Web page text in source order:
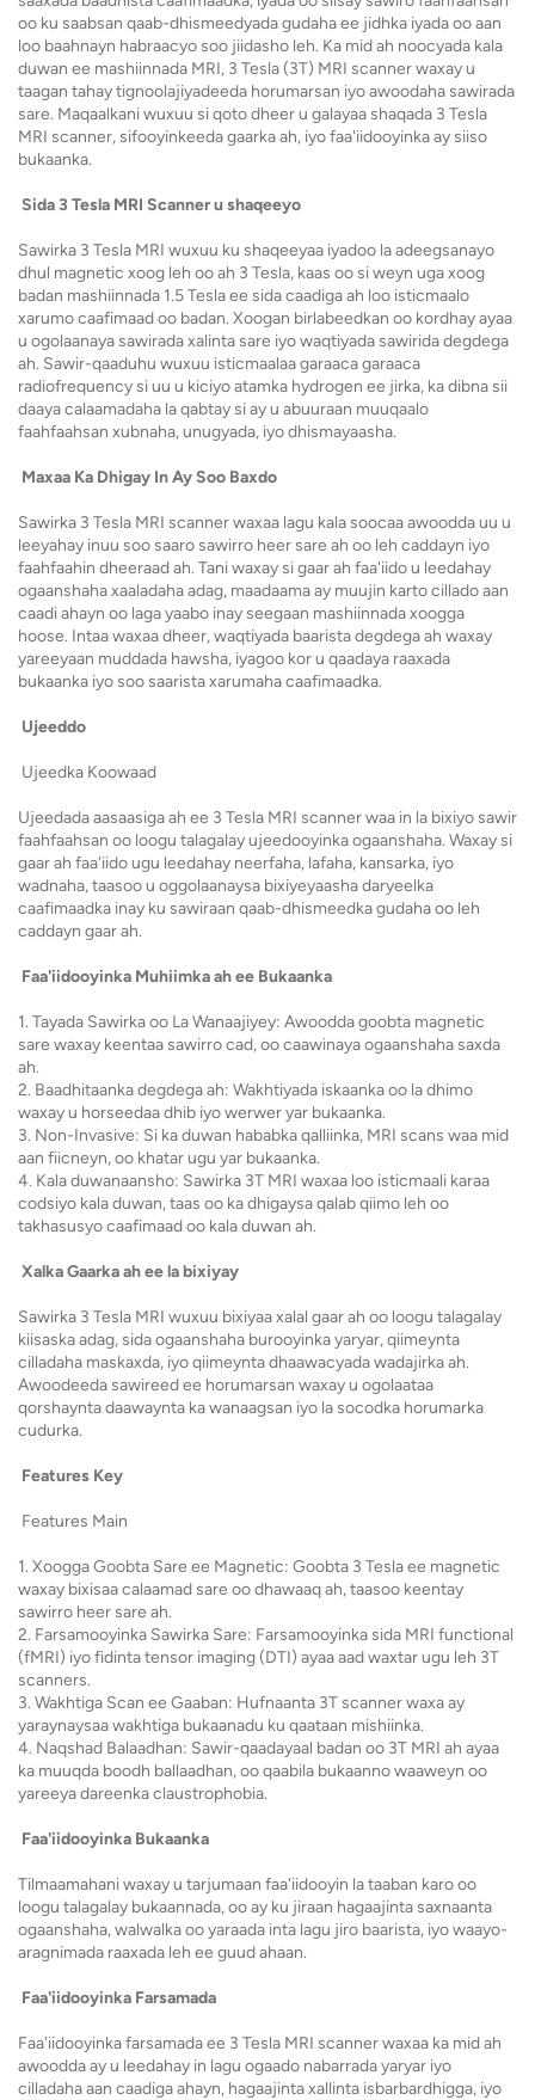
oo ku saabsan qaab-dhismeedyada gudaha ee jidhka iyada oo aan
loo baahnayn habraacyo soo jiidasho leh. Ka mid ah noocyada kala
duwan ee mashiinnada MRI, 3 Tesla (3T) MRI scanner waxay u
taagan tahay tignoolajiyadeeda horumarsan iyo awoodaha sawirada
sare. Maqaalkani wuxuu si qoto dheer u galayaa shaqada 3 Tesla
MRI scanner, sifooyinkeeda gaarka ah, iyo faa'iidooyinka ay siiso
bukaanka.
Sida 3 Tesla MRI Scanner u shaqeeyo
Sawirka 3 Tesla MRI wuxuu ku shaqeeyaa iyadoo la adeegsanayo
dhul magnetic xoog leh oo ah 3 Tesla, kaas oo si weyn uga xoog
badan mashiinnada 1.5 Tesla ee sida caadiga ah loo isticmaalo
xarumo caafimaad oo badan. Xoogan birlabeedkan oo kordhay ayaa
u ogolaanaya sawirada xalinta sare iyo waqtiyada sawirida degdega
ah. Sawir-qaaduhu wuxuu isticmaalaa garaaca garaaca
radiofrequency si uu u kiciyo atamka hydrogen ee jirka, ka dibna sii
daaya calaamadaha la qabtay si ay u abuuraan muuqaalo
faahfaahsan xubnaha, unugyada, iyo dhismayaasha.
Maxaa Ka Dhigay In Ay Soo Baxdo
Sawirka 3 Tesla MRI scanner waxaa lagu kala soocaa awoodda uu u
leeyahay inuu soo saaro sawirro heer sare ah oo leh caddayn iyo
faahfaahin dheeraad ah. Tani waxay si gaar ah faa'iido u leedahay
ogaanshaha xaaladaha adag, maadaama ay muujin karto cillado aan
caadi ahayn oo laga yaabo inay seegaan mashiinnada xoogga
hoose. Intaa waxaa dheer, waqtiyada baarista degdega ah waxay
yareeyaan muddada hawsha, iyagoo kor u qaadaya raaxada
bukaanka iyo soo saarista xarumaha caafimaadka.
Ujeeddo
Ujeedka Koowaad
Ujeedada aasaasiga ah ee 3 Tesla MRI scanner waa in la bixiyo sawir
faahfaahsan oo loogu talagalay ujeedooyinka ogaanshaha. Waxay si
gaar ah faa'iido ugu leedahay neerfaha, lafaha, kansarka, iyo
wadnaha, taasoo u oggolaanaysa bixiyeyaasha daryeelka
caafimaadka inay ku sawiraan qaab-dhismeedka gudaha oo leh
caddayn gaar ah.
Faa'iidooyinka Muhiimka ah ee Bukaanka
1. Tayada Sawirka oo La Wanaajiyey: Awoodda goobta magnetic
sare waxay keentaa sawirro cad, oo caawinaya ogaanshaha saxda
ah.
2. Baadhitaanka degdega ah: Wakhtiyada iskaanka oo la dhimo
waxay u horseedaa dhib iyo werwer yar bukaanka.
3. Non-Invasive: Si ka duwan hababka qalliinka, MRI scans waa mid
aan fiicneyn, oo khatar ugu yar bukaanka.
4. Kala duwanaansho: Sawirka 3T MRI waxaa loo isticmaali karaa
codsiyo kala duwan, taas oo ka dhigaysa qalab qiimo leh oo
takhasusyo caafimaad oo kala duwan ah.
Xalka Gaarka ah ee la bixiyay
Sawirka 3 Tesla MRI wuxuu bixiyaa xalal gaar ah oo loogu talagalay
kiisaska adag, sida ogaanshaha burooyinka yaryar, qiimeynta
cilladaha maskaxda, iyo qiimeynta dhaawacyada wadajirka ah.
Awoodeeda sawireed ee horumarsan waxay u ogolaataa
qorshaynta daawaynta ka wanaagsan iyo la socodka horumarka
cudurka.
Features Key
Features Main
1. Xoogga Goobta Sare ee Magnetic: Goobta 3 Tesla ee magnetic
waxay bixisaa calaamad sare oo dhawaaq ah, taasoo keentay
sawirro heer sare ah.
2. Farsamooyinka Sawirka Sare: Farsamooyinka sida MRI functional
(fMRI) iyo fidinta tensor imaging (DTI) ayaa aad waxtar ugu leh 3T
scanners.
3. Wakhtiga Scan ee Gaaban: Hufnaanta 3T scanner waxa ay
yaraynaysaa wakhtiga bukaanadu ku qaataan mishiinka.
4. Naqshad Balaadhan: Sawir-qaadayaal badan oo 3T MRI ah ayaa
ka muuqda boodh ballaadhan, oo qaabila bukaanno waaweyn oo
yareeya dareenka claustrophobia.
Faa'iidooyinka Bukaanka
Tilmaamahani waxay u tarjumaan faa'iidooyin la taaban karo oo
loogu talagalay bukaannada, oo ay ku jiraan hagaajinta saxnaanta
ogaanshaha, walwalka oo yaraada inta lagu jiro baarista, iyo waayo-
aragnimada raaxada leh ee guud ahaan.
Faa'iidooyinka Farsamada
Faa'iidooyinka farsamada ee 3 Tesla MRI scanner waxaa ka mid ah
awoodda ay u leedahay in lagu ogaado nabarrada yaryar iyo
cilladaha aan caadiga ahayn, hagaajinta xallinta isbarbardhigga, iyo